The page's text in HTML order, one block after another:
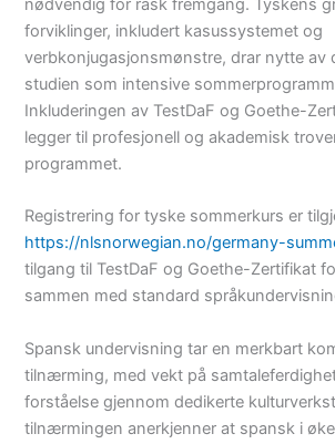
nødvendig for rask fremgang. Tyskens
forviklinger, inkludert kasussystemet og
verbkonjugasjonsmønstre, drar nytte av
studien som intensive
Inkluderingen av TestDaF og Goethe-
legger til profesjonell og akademisk
programmet.
Registrering for tyske sommerkurs er
https://nlsnorwegian.no/germany-
tilgang til TestDaF og Goethe-Zertifikat
sammen med standard
Spansk undervisning tar en merkbart
tilnærming, med vekt på
forståelse gjennom dedikerte
tilnærmingen anerkjenner at spansk i